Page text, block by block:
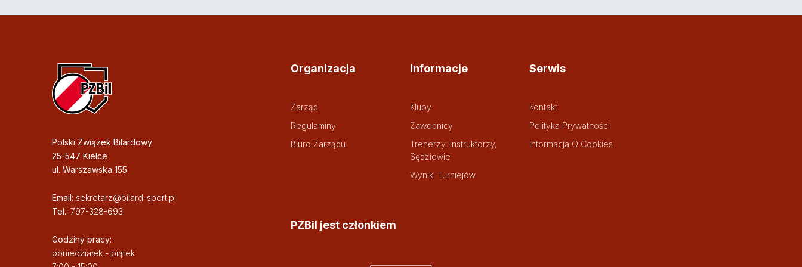
Polski Związek Bilardowy
25-547 Kielce
ul. Warszawska 155
Email: sekretarz@bilard-sport.pl
Tel.: 797-328-693
Godziny pracy:
poniedziałek - piątek
Organizacja
Zarząd
Regulaminy
Biuro Zarządu
Informacje
Kluby
Zawodnicy
Trenerzy, Instruktorzy,
Sędziowie
Wyniki Turniejów
Serwis
Kontakt
Polityka Prywatności
Informacja O Cookies
PZBil jest członkiem